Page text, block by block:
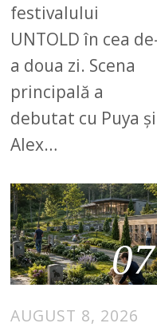
festivalului
UNTOLD în cea
a doua zi. Scena
principală a
debutat cu Puya și
Alex…
07
AUGUST 8, 2026